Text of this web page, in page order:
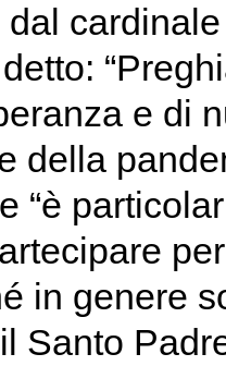
e di
della
“è
in genere
Santo